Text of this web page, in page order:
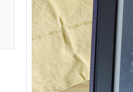
Je bouquine #149
Sans grande
replongé dans la série
« Roy Grace »…